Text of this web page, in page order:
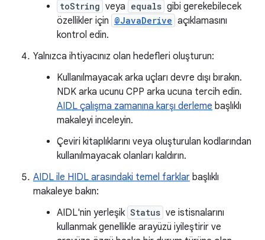
toString veya equals gibi gerekebilecek
özellikler için @JavaDerive açıklamasını
kontrol edin.
Yalnızca ihtiyacınız olan hedefleri oluşturun:
Kullanılmayacak arka uçları devre dışı bırakın.
NDK arka ucunu CPP arka ucuna tercih edin.
AIDL çalışma zamanına karşı derleme başlıklı
makaleyi inceleyin.
Çeviri kitaplıklarını veya oluşturulan kodlarından
kullanılmayacak olanları kaldırın.
AIDL ile HIDL arasındaki temel farklar başlıklı
makaleye bakın:
AIDL'nin yerleşik Status ve istisnalarını
kullanmak genellikle arayüzü iyileştirir ve